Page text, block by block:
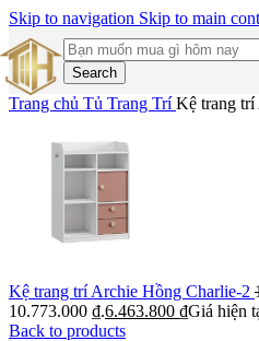
Skip to navigation Skip to main
Search
Trang chủ Tủ Trang TríKệ trang trí
Kệ trang trí Archie Hồng Charlie-2
10.773.000 ₫.6.463.800 ₫Giá hiện
Back to products